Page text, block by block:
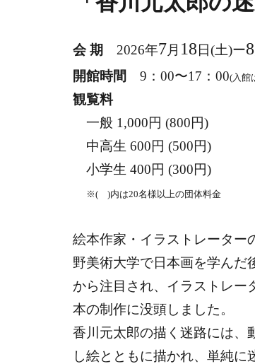
会 期 2026年7 月 18 日(土)ー8
開館時間 9：00〜17：00(入館
観覧料
一般 1,000円 (800円)
中高生 600円 (500円)
小学生 400円 (300円)
※( )内は20名様以上の団体料金
絵本作家・イラストレーター
野美術大学で日本画を学んだ
から注目され、イラストレー
本の制作に没頭しました。
香川元太郎の描く迷路には、
し絵とともに描かれ、単純に